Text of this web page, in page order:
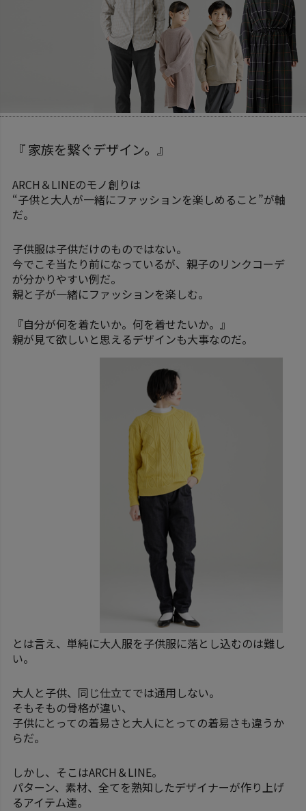
『 家族を繋ぐデザイン。』
ARCH＆LINEのモノ創りは
“子供と大人が一緒にファッションを楽しめること”が軸
だ。
子供服は子供だけのものではない。
今でこそ当たり前になっているが、親子のリンクコーデ
が分かりやすい例だ。
親と子が一緒にファッションを楽しむ。
『自分が何を着たいか。何を着せたいか。』
親が見て欲しいと思えるデザインも大事なのだ。
とは言え、単純に大人服を子供服に落とし込むのは難し
い。
大人と子供、同じ仕立てでは通用しない。
そもそもの骨格が違い、
子供にとっての着易さと大人にとっての着易さも違うか
らだ。
しかし、そこはARCH＆LINE。
パターン、素材、全てを熟知したデザイナーが作り上げ
るアイテム達。